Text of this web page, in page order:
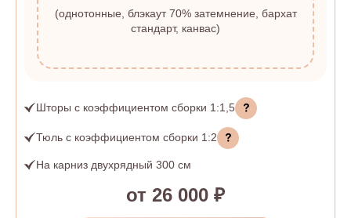
(однотонные, блэкаут 70% затемнение, бархат
стандарт, канвас)
Шторы с коэффициентом сборки 1:1,5
Тюль с коэффициентом сборки 1:2
На карниз двухрядный 300 см
от 26 000 ₽